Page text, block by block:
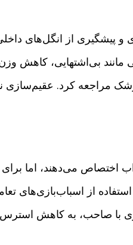
و پیشگیری از انگل‌های
بی‌اشتهایی، کاهش
مراجعه کرد. عقیم‌سازی
اختصاص می‌دهند، اما
استفاده از اسباب‌بازی‌های